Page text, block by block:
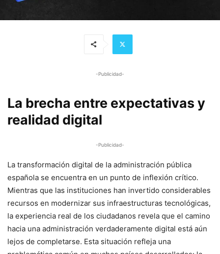
-Publicidad-
La brecha entre expectativas y
realidad digital
-Publicidad-
La transformación digital de la administración pública
española se encuentra en un punto de inflexión crítico.
Mientras que las instituciones han invertido considerables
recursos en modernizar sus infraestructuras tecnológicas,
la experiencia real de los ciudadanos revela que el camino
hacia una administración verdaderamente digital está aún
lejos de completarse. Esta situación refleja una